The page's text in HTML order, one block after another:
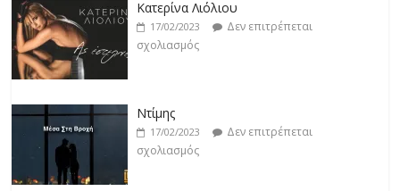
17/02/2023
Δεν επιτρέπεται
σχολιασμός
Ντίμης
17/02/2023
Δεν επιτρέπεται
σχολιασμός